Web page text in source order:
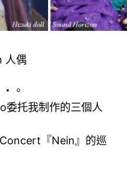
人偶
。
委托我制作的三個人
『Nein』的巡